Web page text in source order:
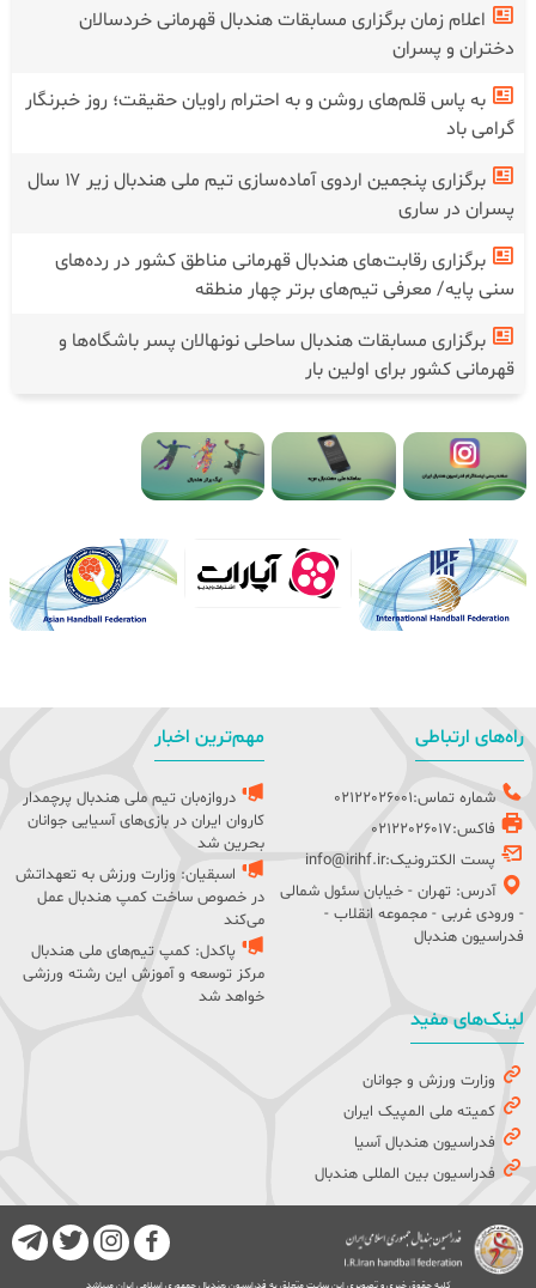
اعلام زمان برگزاری مسابقات هندبال قهرمانی خردسالان
دختران و پسران
به پاس قلم‌های روشن و به احترام راویان حقیقت؛ روز خبرنگار
گرامی باد
برگزاری پنجمین اردوی آماده‌سازی تیم ملی هندبال زیر ۱۷ سال
پسران در ساری
برگزاری رقابت‌های هندبال قهرمانی مناطق کشور در رده‌های
سنی پایه/ معرفی تیم‌های برتر چهار منطقه
برگزاری مسابقات هندبال ساحلی نونهالان پسر باشگاه‌ها و
قهرمانی کشور برای اولین بار
راه‌های ارتباطی
شماره تماس:02122026001
فاکس:02122026017
پست الکترونیک:info@irihf.ir
آدرس: تهران - خیابان سئول شمالی
- ورودی غربی - مجموعه انقلاب -
فدراسیون هندبال
مهم‌ترین اخبار
دروازه‌بان تیم ملی هندبال پرچمدار
کاروان ایران در بازی‌های آسیایی جوانان
بحرین شد
اسبقیان: وزارت ورزش به تعهداتش
در خصوص ساخت کمپ هندبال عمل
می‌کند
پاکدل: کمپ تیم‌های ملی هندبال
مرکز توسعه و آموزش این رشته ورزشی
خواهد شد
لینک‌های مفید
وزارت ورزش و جوانان
کمیته ملی المپیک ایران
فدراسیون هندبال آسیا
فدراسیون بین المللی هندبال